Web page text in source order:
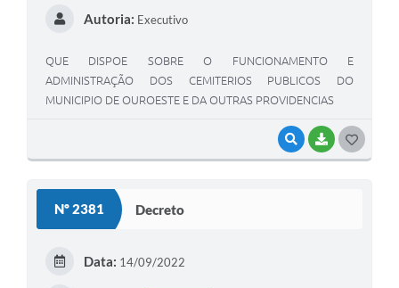
VISUALIZAR
BAIXAR
Autoria: Executivo
QUE DISPOE SOBRE O FUNCIONAMENTO E
ADMINISTRAÇÃO DOS CEMITERIOS PUBLICOS DO
MUNICIPIO DE OUROESTE E DA OUTRAS PROVIDENCIAS
Nº 2381 Decreto
Data: 14/09/2022